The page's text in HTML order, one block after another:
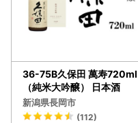
36-75B久保田 萬寿720ml
（純米大吟醸） 日本酒
新潟県長岡市
(112)